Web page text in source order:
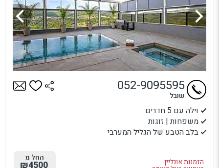
וילה עם 5 חדרים
משפחות | זוגות
בלב הטבע של הגליל המערבי
הזמנות אונליין
052-9095595
שובל
החל מ
₪4500